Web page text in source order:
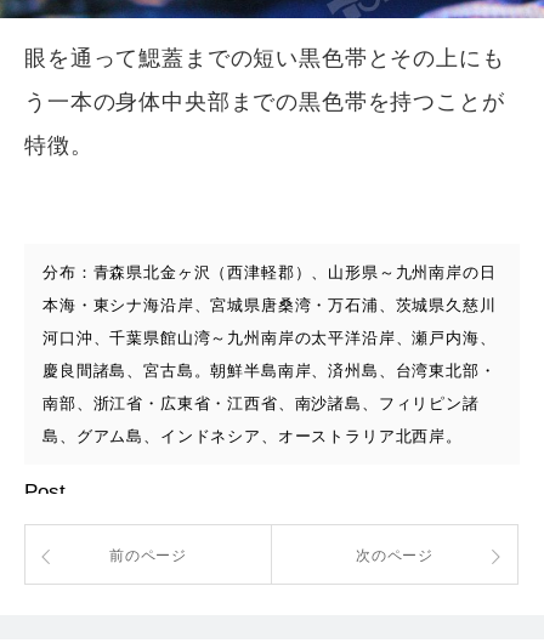
眼を通って鰓蓋までの短い黒色帯とその上にも
う一本の身体中央部までの黒色帯を持つことが
特徴。
分布：青森県北金ヶ沢（西津軽郡）、山形県～九州南岸の日
本海・東シナ海沿岸、宮城県唐桑湾・万石浦、茨城県久慈川
河口沖、千葉県館山湾～九州南岸の太平洋沿岸、瀬戸内海、
慶良間諸島、宮古島。朝鮮半島南岸、済州島、台湾東北部・
南部、浙江省・広東省・江西省、南沙諸島、フィリピン諸
島、グアム島、インドネシア、オーストラリア北西岸。
Post
前のページ 次のページ